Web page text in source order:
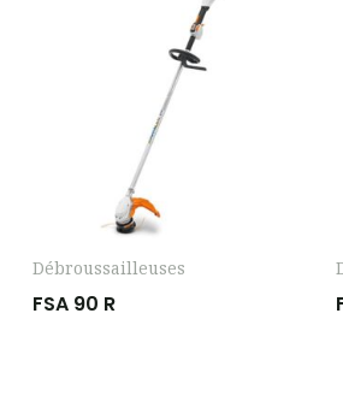
Débroussailleuses
FSA 90 R